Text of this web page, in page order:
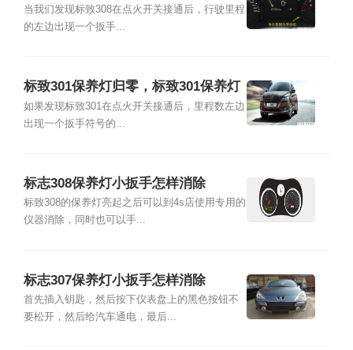
养灯怎么归零
当我们发现标致308在点火开关接通后，行驶里程
的左边出现一个扳手...
标致301保养灯归零，标致301保养灯
小扳手怎样消除
如果发现标致301在点火开关接通后，里程数左边
出现一个扳手符号的...
标志308保养灯小扳手怎样消除
标致308的保养灯亮起之后可以到4s店使用专用的
仪器消除，同时也可以手...
标志307保养灯小扳手怎样消除
首先插入钥匙，然后按下仪表盘上的黑色按钮不
要松开，然后给汽车通电，最后...